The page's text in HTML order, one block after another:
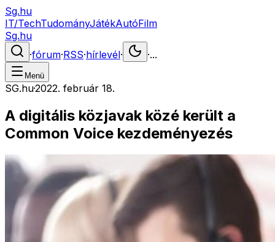
Sg.hu
IT/TechTudományJátékAutóFilm
Sg.hu
·fórum·RSS·hírlevél· ·...
Menü
SG.hu·2022. február 18.
A digitális közjavak közé került a
Common Voice kezdeményezés